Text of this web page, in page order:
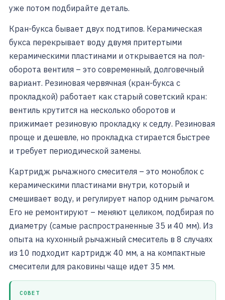
уже потом подбирайте деталь.
Кран-букса бывает двух подтипов. Керамическая
букса перекрывает воду двумя притертыми
керамическими пластинами и открывается на пол-
оборота вентиля – это современный, долговечный
вариант. Резиновая червячная (кран-букса с
прокладкой) работает как старый советский кран:
вентиль крутится на несколько оборотов и
прижимает резиновую прокладку к седлу. Резиновая
проще и дешевле, но прокладка стирается быстрее
и требует периодической замены.
Картридж рычажного смесителя – это моноблок с
керамическими пластинами внутри, который и
смешивает воду, и регулирует напор одним рычагом.
Его не ремонтируют – меняют целиком, подбирая по
диаметру (самые распространенные 35 и 40 мм). Из
опыта на кухонный рычажный смеситель в 8 случаях
из 10 подходит картридж 40 мм, а на компактные
смесители для раковины чаще идет 35 мм.
СОВЕТ